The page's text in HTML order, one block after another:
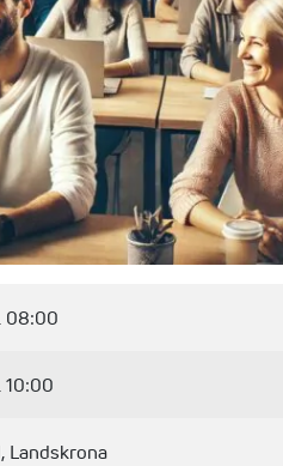
08:00
10:00
Landskrona